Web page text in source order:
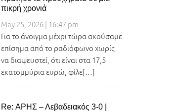
πικρή χρονιά
May 25, 2026 | 16:47 pm
Για το άνοιγμα μέχρι τώρα ακούσαμε
επίσημα από το ραδιόφωνο χωρίς
να διαψευστεί, ότι είναι στα 17,5
εκατομμύρια ευρώ, φίλε[…]
Re: ΑΡΗΣ – Λεβαδειακός 3-0 |